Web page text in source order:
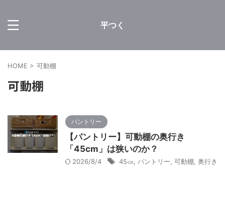
平つく
HOME > 可動棚
可動棚
パントリー
【パントリー】可動棚の奥行き
「45cm」は狭いのか？
2026/8/4 45㎝ パントリー 可動棚 奥行き